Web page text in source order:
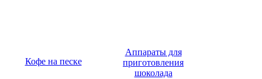
Кофе на песке
Аппараты для
приготовления
шоколада